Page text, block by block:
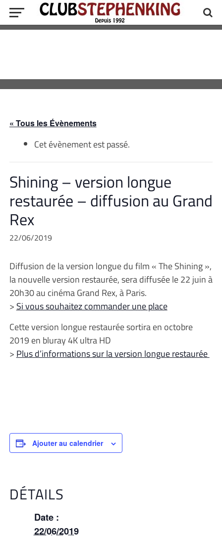
« Tous les Évènements
Cet évènement est passé.
Shining – version longue
restaurée – diffusion au Grand
Rex
22/06/2019
Diffusion de la version longue du film « The Shining »,
la nouvelle version restaurée, sera diffusée le 22 juin à
20h30 au cinéma Grand Rex, à Paris.
> Si vous souhaitez commander une place
Cette version longue restaurée sortira en octobre
2019 en bluray 4K ultra HD
> Plus d’informations sur la version longue restaurée
Ajouter au calendrier
DÉTAILS
Date :
22/06/2019